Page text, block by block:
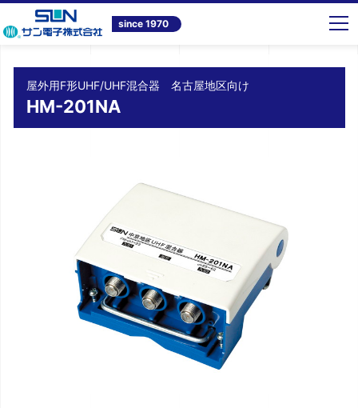
since 1970
トップ 商品情報 テレビ共同受信システム機器 屋外用F形UHF/UHF混合器 名古屋地区向け HM-201NA
屋外用F形UHF/UHF混合器 名古屋地区向け
HM-201NA